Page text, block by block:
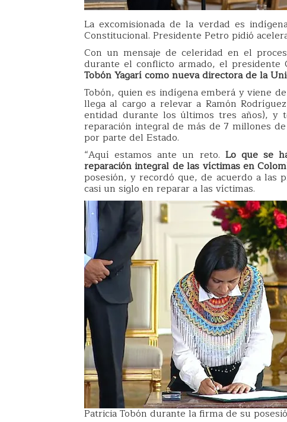
La excomisionada de la verdad es
Constitucional. Presidente Petro pidió
Con un mensaje de celeridad en el
durante el conflicto armado, el presidente
Tobón Yagarí como nueva directora de la
Tobón, quien es indígena emberá y viene
llega al cargo a relevar a Ramón
entidad durante los últimos tres años), y
reparación integral de más de 7 millones
por parte del Estado.
“Aquí estamos ante un reto. Lo que se
reparación integral de las víctimas en
posesión, y recordó que, de acuerdo a las
casi un siglo en reparar a las víctimas.
Patricia Tobón durante la firma de su